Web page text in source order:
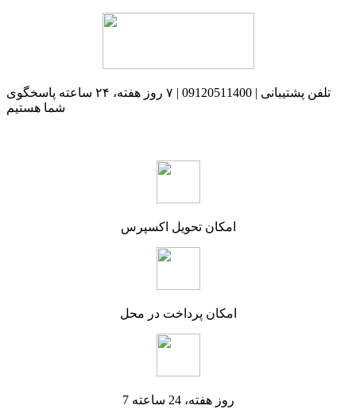
تلفن پشتیبانی | 09120511400 | ۷ روز هفته، ۲۴ ساعته پاسخگوی
شما هستیم
امکان تحویل اکسپرس
امکان پرداخت در محل
7 روز هفته، 24 ساعته